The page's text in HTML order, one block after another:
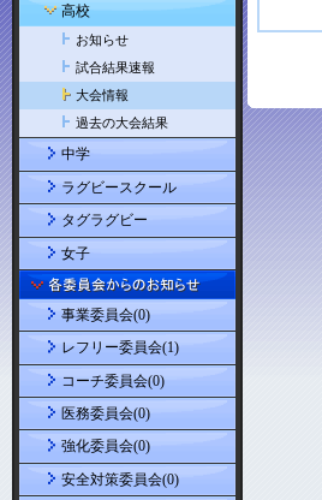
高校
お知らせ
試合結果速報
大会情報
過去の大会結果
中学
ラグビースクール
タグラグビー
女子
事業委員会(0)
レフリー委員会(1)
コーチ委員会(0)
医務委員会(0)
強化委員会(0)
安全対策委員会(0)